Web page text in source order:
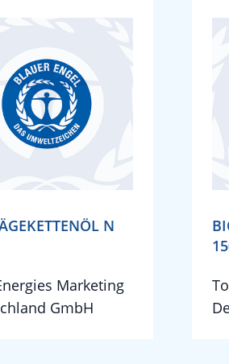
N
Marketing
GmbH